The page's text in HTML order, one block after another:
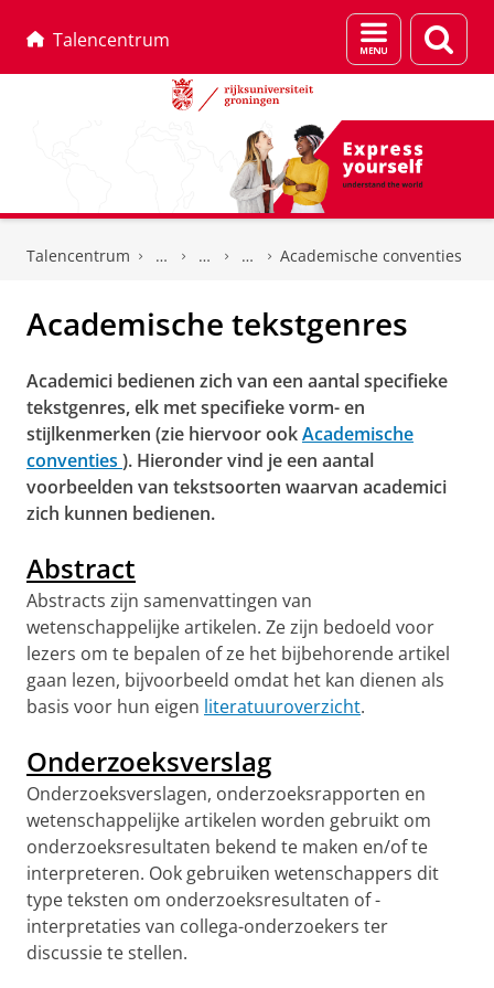
Talencentrum
Menu
en
Talencentrum Academische conventies
Academische tekstgenres
Academici bedienen zich van een aantal specifieke
tekstgenres, elk met specifieke vorm- en
stijlkenmerken (zie hiervoor ookAcademische
conventies ). Hieronder vind je een aantal
voorbeelden van tekstsoorten waarvan academici
zich kunnen bedienen.
Abstract
Abstracts zijn samenvattingen van
wetenschappelijke artikelen. Ze zijn bedoeld voor
lezers om te bepalen of ze het bijbehorende artikel
gaan lezen, bijvoorbeeld omdat het kan dienen als
basis voor hun eigen literatuuroverzicht.
Onderzoeksverslag
Onderzoeksverslagen, onderzoeksrapporten en
wetenschappelijke artikelen worden gebruikt om
onderzoeksresultaten bekend te maken en/of te
interpreteren. Ook gebruiken wetenschappers dit
type teksten om onderzoeksresultaten of -
interpretaties van collega-onderzoekers ter
discussie te stellen.